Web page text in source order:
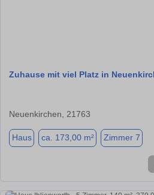
Zuhause mit viel Platz in
Neuenkirchen, 21763
Haus ca. 173,00 m² Zimmer 7